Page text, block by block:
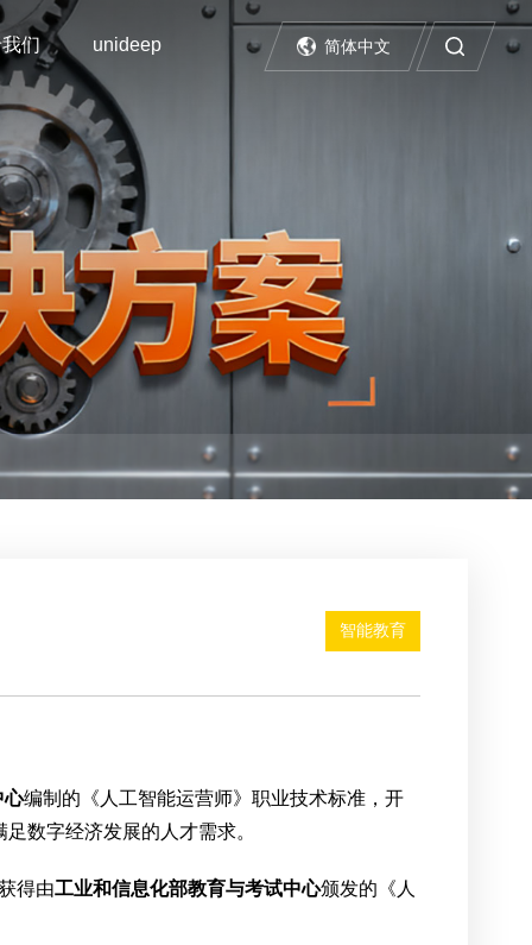
们 unideep 简体中文
智能教育
心编制的《人工智能运营师》职业技术标准，开
数字经济发展的人才需求。
得由工业和信息化部教育与考试中心颁发的《人